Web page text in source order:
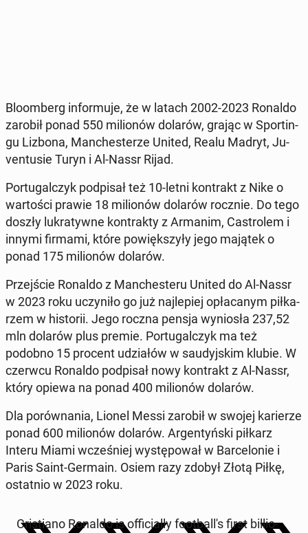
Blo­om­berg in­for­mu­je, że w latach 2002-2023 Ronaldo
zarobił ponad 550 mi­lio­nów dolarów, grając w Spor­tin­
gu Lizbona, Man­che­ste­rze United, Realu Madryt, Ju­
ven­tu­sie Turyn i Al-Nassr Rijad.
Por­tu­gal­czyk pod­pi­sał też 10-letni kon­trakt z Nike o
war­to­ści prawie 18 mi­lio­nów dolarów rocznie. Do tego
doszły lu­kra­tyw­ne kon­trak­ty z Armanim, Ca­stro­lem i
innymi firmami, które po­więk­szy­ły jego majątek o
ponad 175 mi­lio­nów dolarów.
Przej­ście Ronaldo z Man­che­ste­ru United do Al-Nassr
w 2023 roku uczy­ni­ło go już naj­le­piej opła­ca­nym pił­ka­
rzem w hi­sto­rii. Jego roczna pensja wy­nio­sła 237,52
mln dolarów plus premie. Por­tu­gal­czyk ma też
podobno 15 procent udzia­łów w sau­dyj­skim klubie. W
czerwcu Ronaldo pod­pi­sał nowy kon­trakt z Al-Nassr,
który opiewa na ponad 400 mi­lio­nów dolarów.
Dla po­rów­na­nia, Lionel Messi zarobił w swojej ka­rie­rze
ponad 600 mi­lio­nów dolarów. Ar­gen­tyń­ski piłkarz
Interu Miami wcze­śniej wy­stę­po­wał w Bar­ce­lo­nie i
Paris Saint-Germain. Osiem razy zdobył Złotą Piłkę,
ostat­nio w 2023 roku.
Cri­stia­no Ronaldo is of­fi­cial­ly fo­ot­bal­l's first bil­lio­